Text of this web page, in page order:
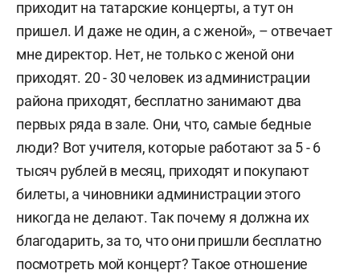
приходит на татарские концерты, а тут он
пришел. И даже не один, а с женой», – отвечает
мне директор. Нет, не только с женой они
приходят. 20 - 30 человек из администрации
района приходят, бесплатно занимают два
первых ряда в зале. Они, что, самые бедные
люди? Вот учителя, которые работают за 5 - 6
тысяч рублей в месяц, приходят и покупают
билеты, а чиновники администрации этого
никогда не делают. Так почему я должна их
благодарить, за то, что они пришли бесплатно
посмотреть мой концерт? Такое отношение